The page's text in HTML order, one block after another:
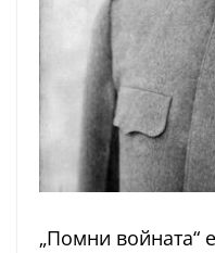
„Помни войната“